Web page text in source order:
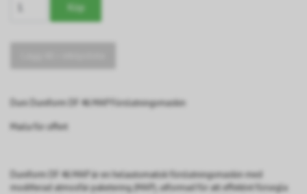
Duni Duniform DF 46 MAP Förslutningsmaskin
Maila för offert
Duniform DF 46 MAP är en helautomatisk förslutningsmaskin med
modifierad atmosfär paketering (MAP), utformad för att effektivt försegla